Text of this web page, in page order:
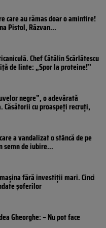
care au rămas doar o amintire!
Pistol, Răzvan...
Chef Cătălin Scărlătescu
de linte: „Spor la proteine!”
negre”, o adevărată
Căsătorii cu proaspeți recruți,
a vandalizat o stâncă de pe
semn de iubire...
fără investiții mari. Cinci
șoferilor
Gheorghe: – Nu pot face